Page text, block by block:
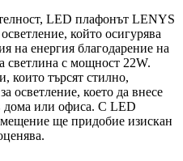
LED плафонът LENYS
който осигурява
на енергия благодарение на
светлина с мощност 22W.
които търсят стилно,
осветление, което да внесе
дома или офиса. С LED
ще придобие изискан